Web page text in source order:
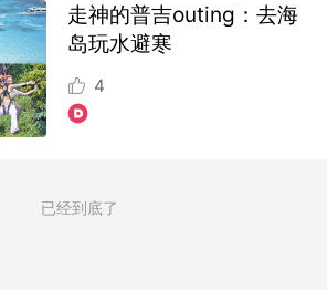
走神的普吉outing：去海
岛玩水避寒
4
已经到底了